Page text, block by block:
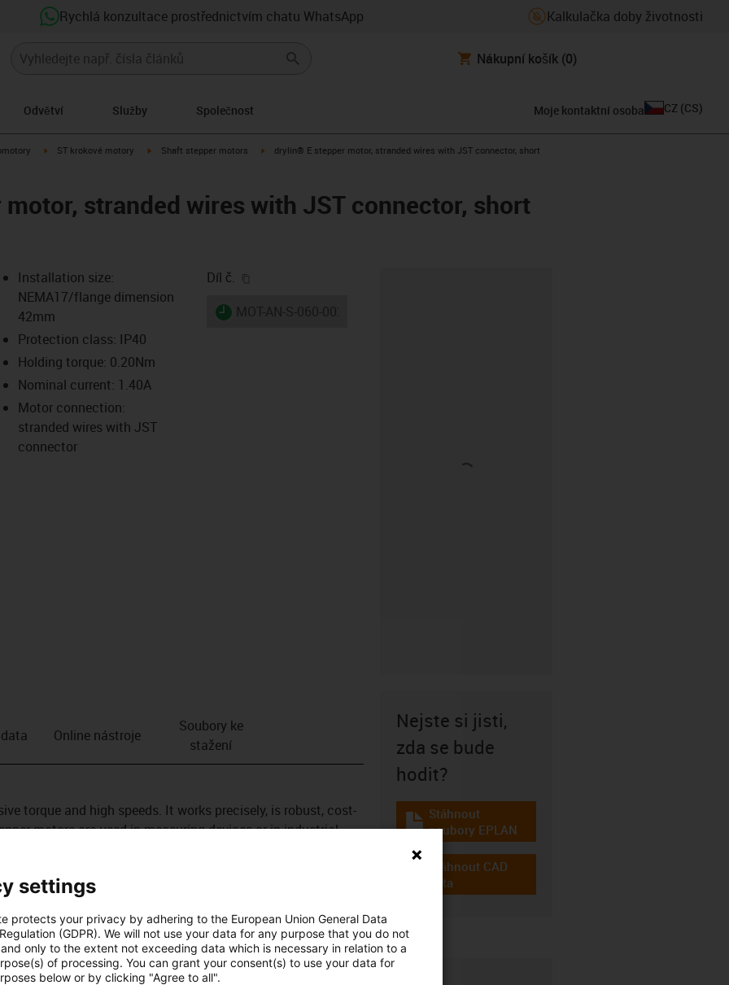
Rychlá konzultace prostřednictvím chatu WhatsApp Kalkulačka doby životnosti
Nákupní košík (0)
Odvětví Služby Společnost Moje kontaktní osoba CZ (CS)
arrow-right igus-icon-arrow-right
ST krokové motory igus-icon-arrow-right
Shaft stepper motors igus-icon-arrow-right
drylin® E stepper motor, stranded wires with JST connector, short
stranded wires with JST connector, short
icon-lupe
icon-lupe
icon-lupe
icon-lupe
icon-arrow-right
Installation size:
NEMA17/flange dimension
42mm
Protection class: IP40
Holding torque: 0.20Nm
Nominal current: 1.40A
Motor connection:
stranded wires with JST
connector
Díl č.
igus-icon-lieferzeit
Online nástroje
Soubory ke
stažení
torque and high speeds. It works precisely, is robust, cost-
motors are used in measuring devices or in industrial
has a JST connector. This protrudes 300mm from the rear
of this connector is that it is more cost-effective
also has a JST connector. But this has no cable. The
is connected directly to the encoder.
Nejste si jisti,
zda se bude
hodit?
igus-icon-download-plan
Stáhnout
soubory EPLAN
igus-icon-cad-dateien
Stáhnout CAD
data
settings
protects your privacy by adhering to the European Union General Data
(GDPR). We will not use your data for any purpose that you do not
only to the extent not exceeding data which is necessary in relation to a
of processing. You can grant your consent(s) to use your data for
below or by clicking "Agree to all".